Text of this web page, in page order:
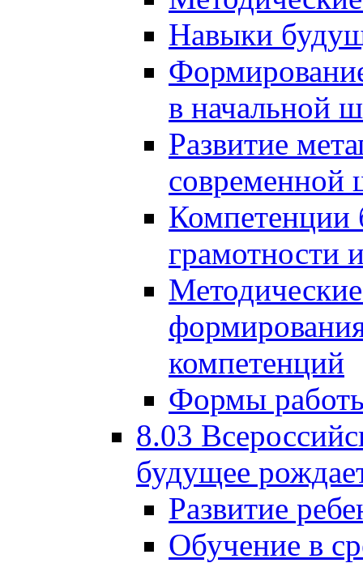
Навыки
в начальной
Развитие
современной
Компетенции
грамотности
компетенций
Формы
8.03
будущее
Развитие
Обучение в